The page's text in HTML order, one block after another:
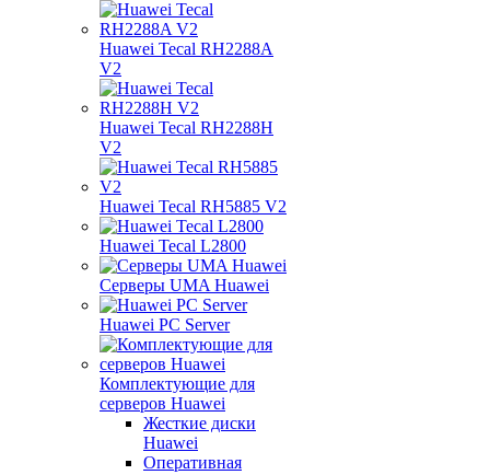
Huawei Tecal RH2288A
V2
Huawei Tecal RH2288H
V2
Huawei Tecal RH5885 V2
Huawei Tecal L2800
Серверы UMA Huawei
Huawei PC Server
Комплектующие для
серверов Huawei
Жесткие диски
Huawei
Оперативная